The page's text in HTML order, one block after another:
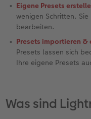
Erste
CEWE
Extras
Last
Fotos
Extras
CEWE
CEWE
CEWE
CEWE
Extras
Eigene Presets
wenigen Schritten.
bearbeiten.
Presets importieren &
Presets lassen sich
Ihre eigene Presets
Was sind